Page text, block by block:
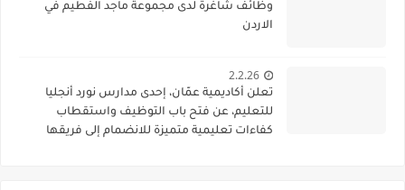
وظائف شاغرة لدى مجموعة ماجد الفطيم في
الاردن
2.2.26
تعلن أكاديمية عمّان، إحدى مدارس نورد أنجليا
للتعليم، عن فتح باب التوظيف واستقطاب
كفاءات تعليمية متميزة للانضمام إلى فريقها